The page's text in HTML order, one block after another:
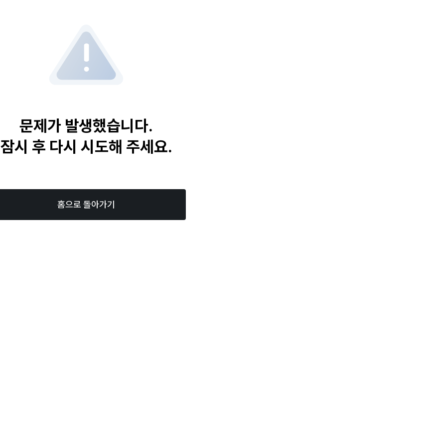
문제가 발생했습니다.
잠시 후 다시 시도해 주세요.
홈으로 돌아가기